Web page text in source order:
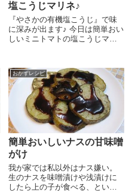
塩こうじマリネ♪
『やさかの有機塩こうじ』で味
に深みが出ます♪ 今日は簡単おい
しいミニトマトの塩こうじマリ
ます。『やさかの有機塩こう
じ』 大さじ1/2、酢 小さじ1
と合わせて...
おかずレシピ
簡単おいしいナスの甘味噌
がけ
我が家では私以外はナス嫌い。
生のナスを味噌漬けや浅漬けに
したら上の子が食べる、という